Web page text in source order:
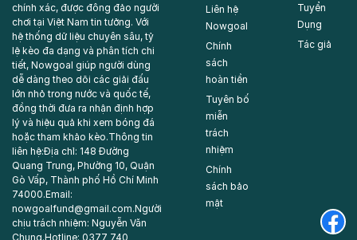
chính xác, được đông đảo người
chơi tại Việt Nam tin tưởng. Với
hệ thống dữ liệu chuyên sâu, tỷ
lệ kèo đa dạng và phân tích chi
tiết, Nowgoal giúp người dùng
dễ dàng theo dõi các giải đấu
lớn nhỏ trong nước và quốc tế,
đồng thời đưa ra nhận định hợp
lý và hiệu quả khi xem bóng đá
hoặc tham khảo kèo.Thông tin
liên hệ:Địa chỉ: 148 Đường
Quang Trung, Phường 10, Quận
Gò Vấp, Thành phố Hồ Chí Minh
74000.Email:
nowgoalfund@gmail.com.Người
chịu trách nhiệm: Nguyễn Văn
Chung.Hotline: 0377 740
Liên hệ
Nowgoal
Chính
sách
hoàn tiền
Tuyên bố
miễn
trách
nhiệm
Chính
sách bảo
mật
Tuyển
Dụng
Tác giả